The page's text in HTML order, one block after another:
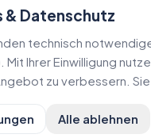
& Datenschutz
technisch
Mit Ihrer Einwilligung
zu verbessern.
Alle ablehnen